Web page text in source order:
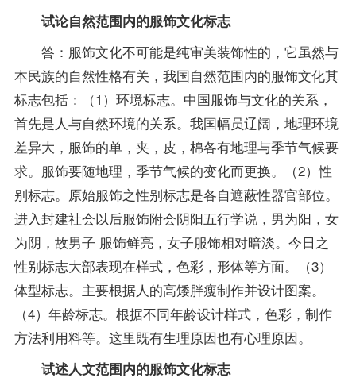
试论自然范围内的服饰文化标志
答：服饰文化不可能是纯审美装饰性的，它虽然与
本民族的自然性格有关，我国自然范围内的服饰文化其
标志包括：（1）环境标志。中国服饰与文化的关系，
首先是人与自然环境的关系。我国幅员辽阔，地理环境
差异大，服饰的单，夹，皮，棉各有地理与季节气候要
求。服饰要随地理，季节气候的变化而更换。（2）性
别标志。原始服饰之性别标志是各自遮蔽性器官部位。
进入封建社会以后服饰附会阴阳五行学说，男为阳，女
为阴，故男子 服饰鲜亮，女子服饰相对暗淡。今日之
性别标志大部表现在样式，色彩，形体等方面。（3）
体型标志。主要根据人的高矮胖瘦制作并设计图案。
（4）年龄标志。根据不同年龄设计样式，色彩，制作
方法利用料等。这里既有生理原因也有心理原因。
试述人文范围内的服饰文化标志